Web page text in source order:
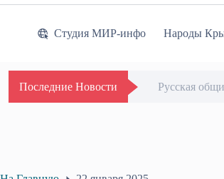
Студия МИР-инфо Народы
Последние Новости Русская